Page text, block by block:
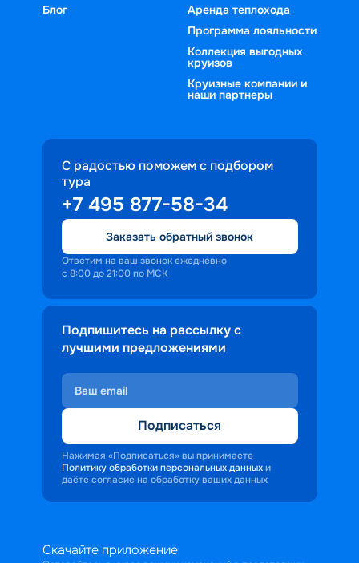
Блог
Аренда теплохода
Программа лояльности
Коллекция выгодных
круизов
Круизные компании и
наши партнеры
С радостью поможем с подбором
тура
+7 495 877-58-34
Заказать обратный звонок
Ответим на ваш звонок ежедневно
с 8:00 до 21:00 по МСК
Подпишитесь на рассылку с
лучшими предложениями
Подписаться
Нажимая «Подписаться» вы принимаете
Политику обработки персональных данных и
даёте согласие на обработку ваших данных
Скачайте приложение